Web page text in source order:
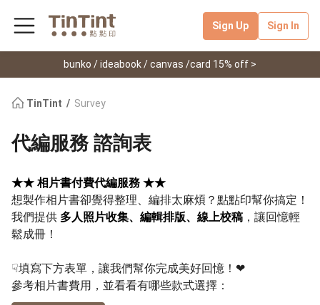
Sign Up Sign In
bunko / ideabook / canvas /card 15% off >
TinTint Survey
代編服務 諮詢表
★★ 相片書付費代編服務 ★★
想製作相片書卻覺得整理、編排太麻煩？點點印幫你搞定！
我們提供 多人照片收集、編輯排版、線上校稿 ，讓回憶輕
鬆成冊！
☟填寫下方表單，讓我們幫你完成美好回憶！❤︎
參考相片書費用，並看看有哪些款式選擇：